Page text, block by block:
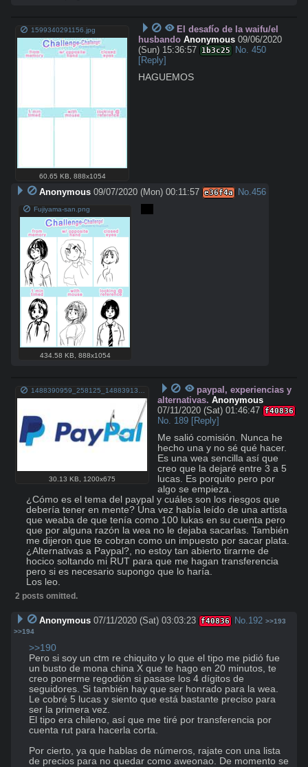
1599340291156.jpg
60.65 KB 888x1054
El desafío de la waifu/el
husbando Anonymous 09/06/2020
(Sun) 15:36:57 1b3c25 No. 450
[Reply]
HAGUEMOS
Anonymous 09/07/2020 (Mon) 00:11:57 e36f4a No.456
Fujiyama-san.png
434.58 KB, 888x1054
30.13 KB 1200x675
paypal, experiencias y
alternativas. Anonymous
07/11/2020 (Sat) 01:46:47 f40836
No. 189 [Reply]
Me salió comisión. Nunca he
hecho una y no sé qué hacer.
Es una wea sencilla así que
creo que la dejaré entre 3 a 5
lucas. Es porquito pero por
algo se empieza.
¿Cómo es el tema del paypal y cuáles son los riesgos que
debería tener en mente? Una vez había leído de una artista
que weaba de que tenía como 100 lukas en su cuenta pero
que por alguna razón la wea no le dejaba sacarlas. También
me dijeron que te cobran como un impuesto por sacar plata.
¿Alternativas a Paypal?, no estoy tan abierto tirarme de
hocico soltando mi RUT para que me hagan transferencia
pero si es necesario supongo que lo haría.
Los leo.
2 posts omitted.
Anonymous 07/11/2020 (Sat) 03:03:23 f40836 No. 192 >>193
>>194
>>190
Pero si soy un ctm re chiquito y lo que el tipo me pidió fue
un busto de mona china X que te hago en 20 minutos, te
creo ponerme regodión si pasase los 4 dígitos de
seguidores. Si también hay que ser honrado para la wea.
Le cobré 5 lucas y siento que está bastante preciso para
ser la primera vez.
El tipo era chileno, así que me tiré por transferencia por
cuenta rut para hacerla corta.
Por cierto, ya que hablas de números, rajate con una lista
de precios para no quedar como aweonao. De momento se